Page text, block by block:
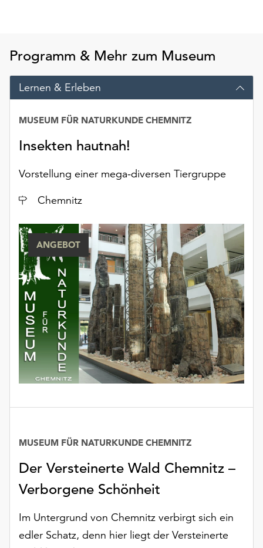
der
die
Schaltfläche
Einstellungen“
Verfügung.
Cookies
auch
Ihr
Einverständnis
weiterhin
ausgeführt.
Möchten
verwendeten
Cookies
anpassen,
erreichen
Sie
die
„Auswählen“.
Weitere
finden
Sie
Programm & Mehr zum Museum
Lernen & Erleben
Insekten hautnah!
MUSEUM FÜR NATURKUNDE CHEMNITZ
Vorstellung einer mega-diversen Tiergruppe
Ort
Chemnitz
ANGEBOT
Der Versteinerte Wald Chemnitz –
Verborgene Schönheit
MUSEUM FÜR NATURKUNDE CHEMNITZ
Im Untergrund von Chemnitz verbirgt sich ein
edler Schatz, denn hier liegt der Versteinerte